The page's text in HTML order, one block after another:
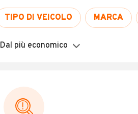
TIPO DI VEICOLO MARCA
Dal più economico